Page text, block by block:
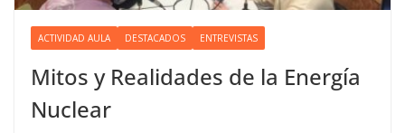
ACTIVIDAD AULA DESTACADOS ENTREVISTAS
Mitos y Realidades de la Energía
Nuclear